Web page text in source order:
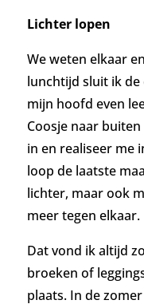
Lichter lopen
We weten elkaar
lunchtijd sluit ik
mijn hoofd even
Coosje naar
in en realiseer me
loop de laatste
lichter, maar ook
meer tegen elkaar.
Dat vond ik altijd
broeken of
plaats. In de